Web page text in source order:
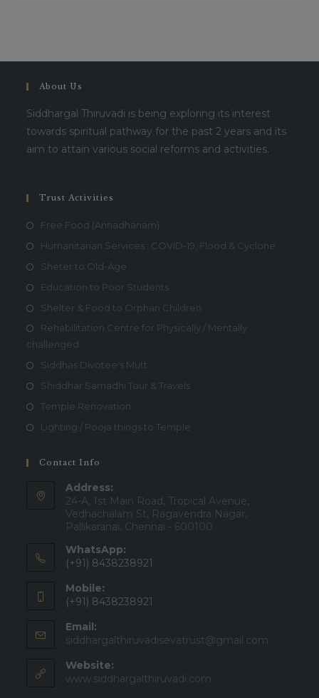
About Us
Siddhargal Thiruvadi is being exploring its interest
towards spiritual pathway for the past 2 years and its
aim to attain various social reforms and activities.
Trust Activities
Free Food (Annadhanam)
Humanitarian Services : COVID-19, Flood & Cyclone
Sheter to Old-Age
Education to Poor Students
Shelter & Food to Orphan Children
Rehabilitation Centre for Physically / Mentally
challenged
Siddhas Divotee's Mutt
Shiddhar Samadhi Tour & Travels
Temple Renovation
Lighting / Pooja things to Temple
Contact Info
Address:
24-A, 1st Main Road, Tropical Avenue,
Vedhachalam St, Ragavendra Nagar,
Pallikaranai, Chennai - 600100
WhatsApp:
(+91) 8438238921
Mobile:
(+91) 8438238921
Email:
siddhargalthiruvadisevatrust@gmail.com
Website:
www.siddhargalthiruvadi.com